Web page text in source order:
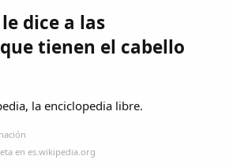
dice a las
tienen el cabello
la enciclopedia libre.
en es.wikipedia.org